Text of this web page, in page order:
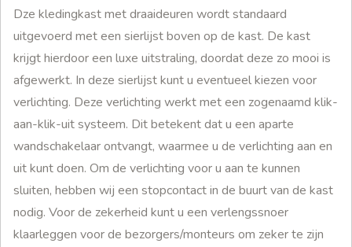
Dze kledingkast met draaideuren wordt standaard
uitgevoerd met een sierlijst boven op de kast. De kast
krijgt hierdoor een luxe uitstraling, doordat deze zo mooi is
afgewerkt. In deze sierlijst kunt u eventueel kiezen voor
verlichting. Deze verlichting werkt met een zogenaamd klik-
aan-klik-uit systeem. Dit betekent dat u een aparte
wandschakelaar ontvangt, waarmee u de verlichting aan en
uit kunt doen. Om de verlichting voor u aan te kunnen
sluiten, hebben wij een stopcontact in de buurt van de kast
nodig. Voor de zekerheid kunt u een verlengssnoer
klaarleggen voor de bezorgers/monteurs om zeker te zijn